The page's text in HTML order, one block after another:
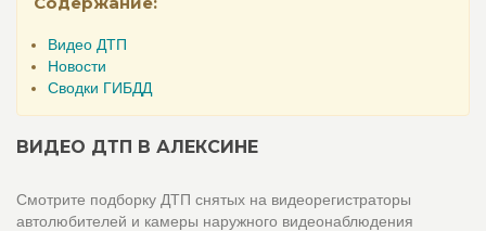
Видео ДТП
Новости
Сводки ГИБДД
ВИДЕО ДТП В АЛЕКСИНЕ
Смотрите подборку ДТП снятых на видеорегистраторы
автолюбителей и камеры наружного видеонаблюдения